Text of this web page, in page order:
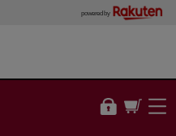
powered by